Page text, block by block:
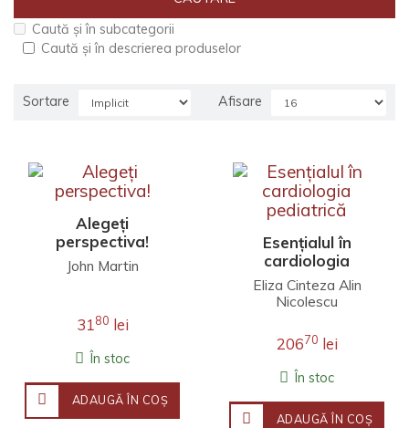
Caută și în subcategorii
Caută și în descrierea produselor
Sortare Afisare
Alegeți
perspectiva!
John Martin
3180 lei
În stoc
ADAUGĂ ÎN COŞ
Esențialul în
cardiologia
pediatrică
Eliza Cinteza Alin
Nicolescu
20670 lei
În stoc
ADAUGĂ ÎN COŞ